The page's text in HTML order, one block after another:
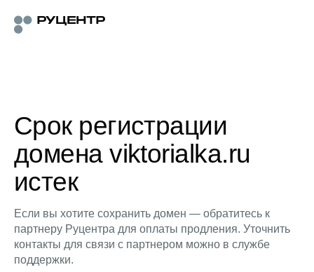
Срок регистрации
домена viktorialka.ru
истек
Если вы хотите сохранить домен — обратитесь к
партнеру Руцентра для оплаты продления. Уточнить
контакты для связи с партнером можно в службе
поддержки.